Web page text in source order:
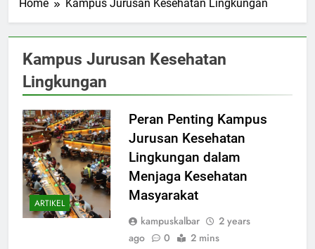
Home Kampus Jurusan Kesehatan Lingkungan
Kampus Jurusan Kesehatan
Lingkungan
ARTIKEL
Peran Penting Kampus
Jurusan Kesehatan
Lingkungan dalam
Menjaga Kesehatan
Masyarakat
kampuskalbar
2 years
ago
0 2 mins